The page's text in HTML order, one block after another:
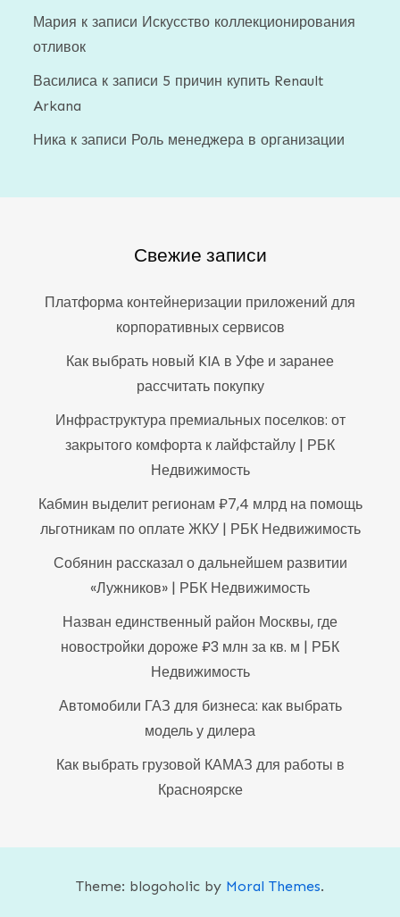
Мария к записи Искусство коллекционирования
отливок
Василиса к записи 5 причин купить Renault
Arkana
Ника к записи Роль менеджера в организации
Свежие записи
Платформа контейнеризации приложений для
корпоративных сервисов
Как выбрать новый KIA в Уфе и заранее
рассчитать покупку
Инфраструктура премиальных поселков: от
закрытого комфорта к лайфстайлу | РБК
Недвижимость
Кабмин выделит регионам ₽7,4 млрд на помощь
льготникам по оплате ЖКУ | РБК Недвижимость
Собянин рассказал о дальнейшем развитии
«Лужников» | РБК Недвижимость
Назван единственный район Москвы, где
новостройки дороже ₽3 млн за кв. м | РБК
Недвижимость
Автомобили ГАЗ для бизнеса: как выбрать
модель у дилера
Как выбрать грузовой КАМАЗ для работы в
Красноярске
Theme: blogoholic by Moral Themes.